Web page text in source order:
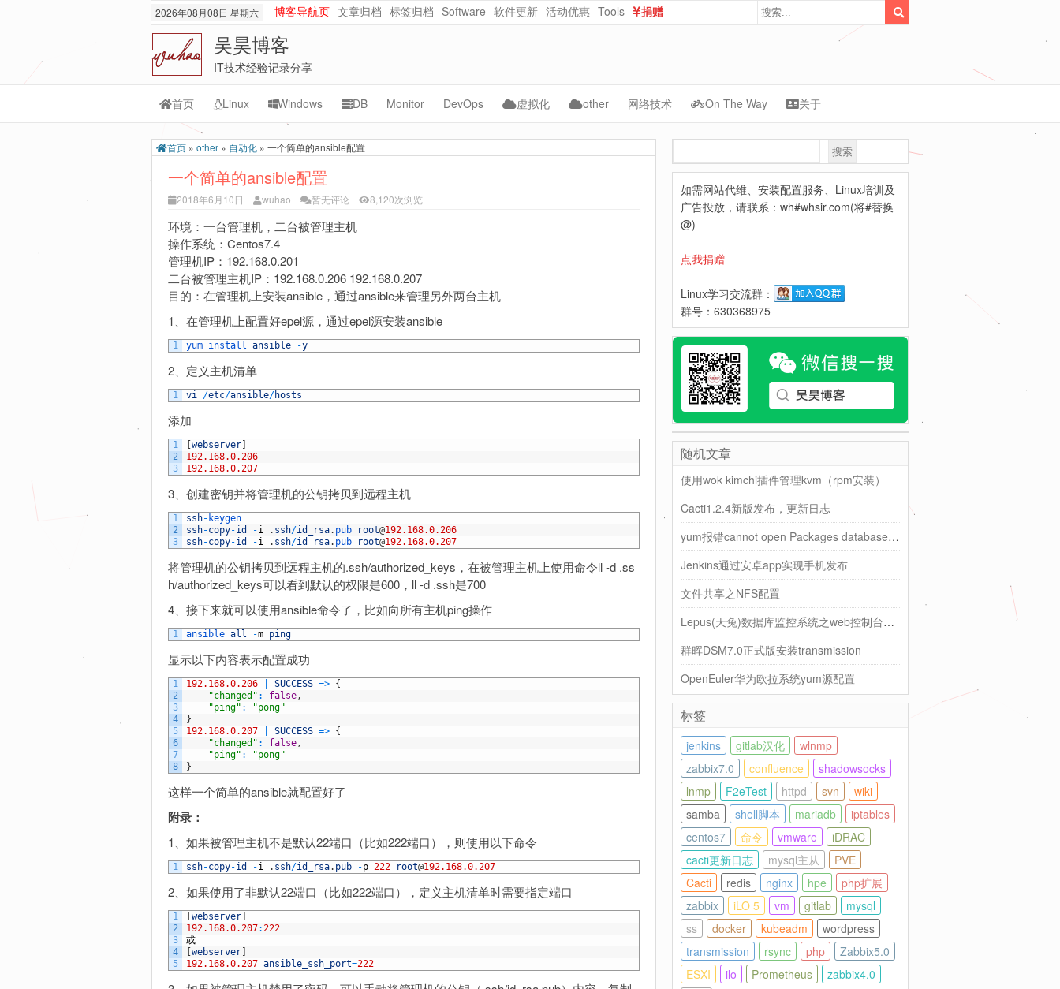
2026年08月08日 星期六 博客导航页 文章归档 标签归档 Software 软件更新 活动优惠 Tools
捐赠
吴昊博客
IT技术经验记录分享
首页 Linux
Transmission
lnmp
git-svn
Windows DB
MySQL
MongoDB
Monitor
Cacti
Grafana
DevOps
Jenkins
虚拟化
vmware
other
AI
网络技术
CMS
synology
On The Way 关于
首页 » other » 自动化 » 一个简单的ansible配置
一个简单的ansible配置
2018年6月10日 wuhao 暂无评论 8,120次浏览
环境：一台管理机，二台被管理主机
操作系统：Centos7.4
管理机IP：192.168.0.201
二台被管理主机IP：192.168.0.206 192.168.0.207
目的：在管理机上安装ansible，通过ansible来管理另外两台主机
1、在管理机上配置好epel源，通过epel源安装ansible
1 yum install ansible -y
2、定义主机清单
1 vi /etc/ansible/hosts
添加
1
2
3
webserver
192.168.0.206
192.168.0.207
3、创建密钥并将管理机的公钥拷贝到远程主机
1
2
3
ssh- keygen
ssh-copy-id -i . ssh/id_rsa. pub root@192.168.0.206
ssh-copy-id -i . ssh/id_rsa. pub root@192.168.0.207
将管理机的公钥拷贝到远程主机的.ssh/authorized_keys，在被管理主机上使用命令ll -d .ss
h/authorized_keys可以看到默认的权限是600，ll -d .ssh是700
4、接下来就可以使用ansible命令了，比如向所有主机ping操作
1 ansible all -m ping
显示以下内容表示配置成功
1
2
3
4
5
6
7
8
192.168.0.206 SUCCESS => {
"changed" : false,
"ping" :
"pong"
}
192.168.0.207
SUCCESS => {
"changed" : false,
"ping" :
"pong"
}
这样一个简单的ansible就配置好了
附录：
1、如果被管理主机不是默认22端口（比如222端口），则使用以下命令
1 ssh-copy-id -i . ssh/id_rsa. pub -p 222 root@192.168.0.207
2、如果使用了非默认22端口（比如222端口），定义主机清单时需要指定端口
1
2
3
4
5
webserver
192.168.0.207:222
或
webserver
192.168.0.207 ansible_ssh_port=222
索
搜索
如需网站代维、安装配置服务、Linux培训及
广告投放，请联系：wh#whsir.com(将#替换
@)
点我捐赠
Linux学习交流群：
群号：630368975
随机文章
使用wok kimchi插件管理kvm（rpm安装）
Cacti1.2.4新版发布，更新日志
yum报错cannot open Packages database in /var/lib/rpm
Jenkins通过安卓app实现手机发布
文件共享之NFS配置
Lepus(天兔)数据库监控系统之web控制台介绍
群晖DSM7.0正式版安装transmission
OpenEuler华为欧拉系统yum源配置
标签
jenkins gitlab汉化
wlnmp
zabbix7.0
confluence
shadowsocks
lnmp
F2eTest httpd svn
wiki
samba
shell脚本 mariadb
iptables
centos7
命令 vmware
iDRAC
cacti更新日志
mysql主从
PVE
Cacti
redis nginx hpe
php扩展
zabbix
iLO 5 vm gitlab
mysql
ss
docker kubeadm
wordpress
transmission
rsync php
Zabbix5.0
ESXI
ilo Prometheus
zabbix4.0